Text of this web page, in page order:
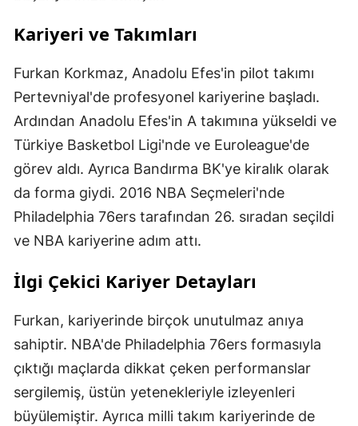
Kariyeri ve Takımları
Furkan Korkmaz, Anadolu Efes'in pilot takımı
Pertevniyal'de profesyonel kariyerine başladı.
Ardından Anadolu Efes'in A takımına yükseldi ve
Türkiye Basketbol Ligi'nde ve Euroleague'de
görev aldı. Ayrıca Bandırma BK'ye kiralık olarak
da forma giydi. 2016 NBA Seçmeleri'nde
Philadelphia 76ers tarafından 26. sıradan seçildi
ve NBA kariyerine adım attı.
İlgi Çekici Kariyer Detayları
Furkan, kariyerinde birçok unutulmaz anıya
sahiptir. NBA'de Philadelphia 76ers formasıyla
çıktığı maçlarda dikkat çeken performanslar
sergilemiş, üstün yetenekleriyle izleyenleri
büyülemiştir. Ayrıca milli takım kariyerinde de